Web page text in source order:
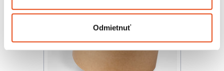
Viac informácií o tom, ako sa spracúvajú vaše osobné
údaje, nájdete v časti svašimi nastaveniami
o používaní súborov cookie.
Odmietnuť